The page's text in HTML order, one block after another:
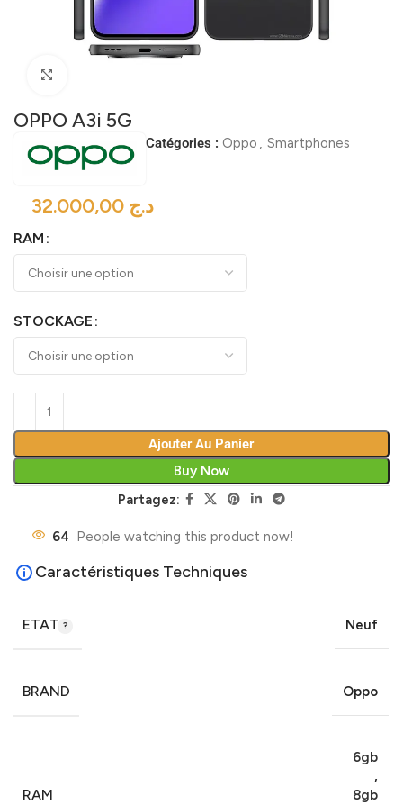
OPPO A3i 5G
Catégories : Oppo , Smartphones
د.ج
RAM
STOCKAGE
Ajouter Au Panier
Buy Now
Partagez:
64 People watching this product now!
Caractéristiques Techniques
ETAT Neuf
BRAND Oppo
RAM
6gb
,
8gb